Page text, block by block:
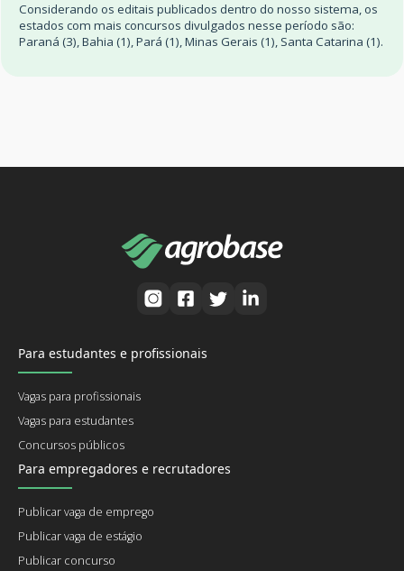
Considerando os editais publicados dentro do nosso sistema, os
estados com mais concursos divulgados nesse período são:
Paraná (3), Bahia (1), Pará (1), Minas Gerais (1), Santa Catarina (1).
Para estudantes e profissionais
Vagas para profissionais
Vagas para estudantes
Concursos públicos
Para empregadores e recrutadores
Publicar vaga de emprego
Publicar vaga de estágio
Publicar concurso